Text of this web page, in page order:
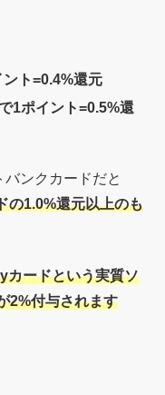
ント=0.4%還元
1ポイント=0.5%還
ンクカードだと
の1.0%還元以上のも
カードという実質ソ
2%付与されます